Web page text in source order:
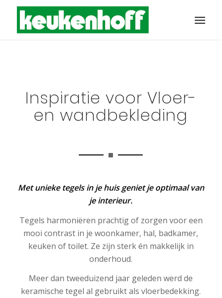
Inspiratie voor Vloer-
en wandbekleding
Met unieke tegels in je huis geniet je optimaal van
je interieur.
Tegels harmoniëren prachtig of zorgen voor een
mooi contrast in je woonkamer, hal, badkamer,
keuken of toilet. Ze zijn sterk én makkelijk in
onderhoud.
Meer dan tweeduizend jaar geleden werd de
keramische tegel al gebruikt als vloerbedekking.